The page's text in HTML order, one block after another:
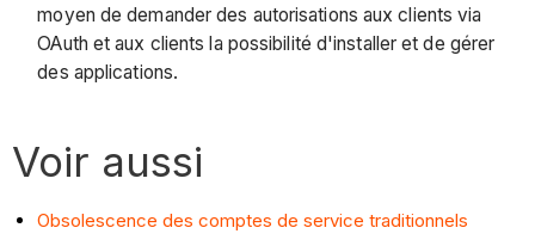
moyen de demander des autorisations aux clients via
OAuth et aux clients la possibilité d'installer et de gérer
des applications.
Voir aussi
Obsolescence des comptes de service traditionnels